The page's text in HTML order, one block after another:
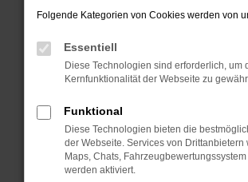
Prüfe deine
können das Laden bestimmter
verhindern. Funktioniert die Seite
anderen Browser oder in einem
Starte dein Gerät neu.
Das kann manchmal helfen,
Probleme zu beheben.
Folgende Kategorien von Cookies werden von
Essentiell
Diese Technologien sind erforderlich, um
Kernfunktionalität der Webseite zu
Funktional
Diese Technologien bieten die
der Webseite. Services von Drittanbietern
Maps, Chats,
werden aktiviert.